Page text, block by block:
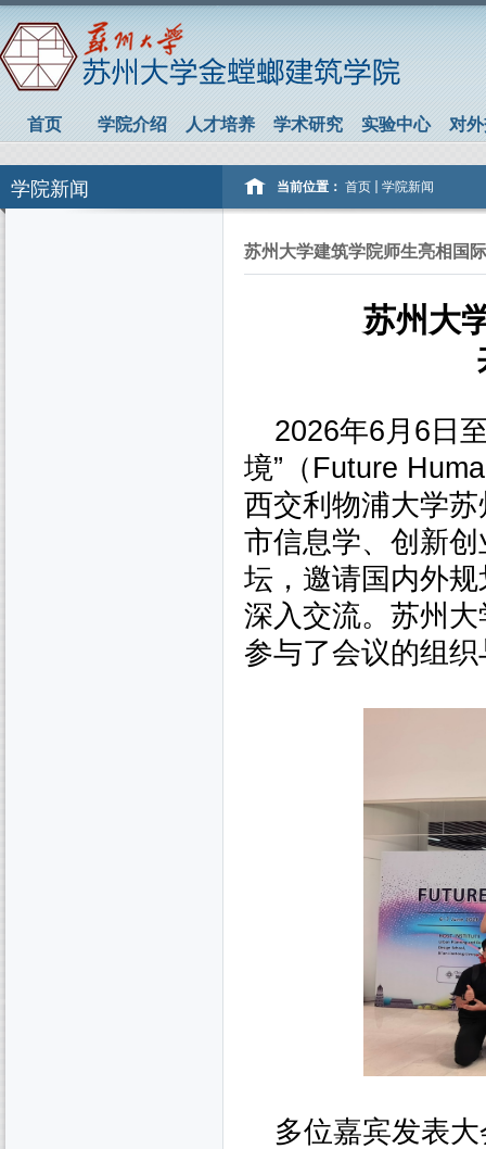
首页 学院介绍 人才培养 学术研究 实验中心 对
学院新闻 当前位置： 首页 学院新闻
苏州大学建筑学院师生亮相国
苏州大
2026年6月 6 日
境”（ Future
西交利物浦大学
市信息学、创新
坛，邀请国内外
深入交流。苏州
参与了会议的组
多位嘉宾发表